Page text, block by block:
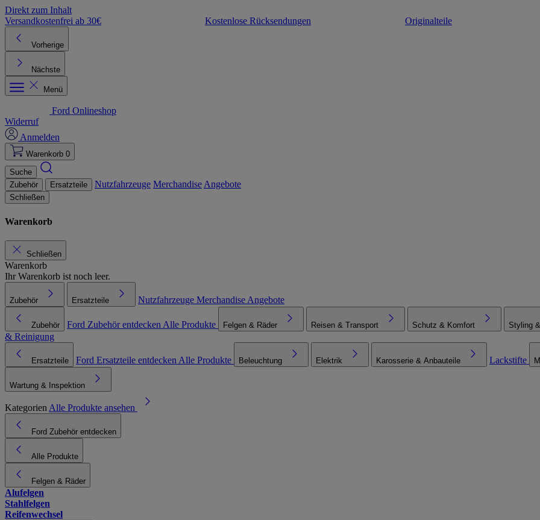
Direkt zum Inhalt
Versandkostenfrei ab 30€
Kostenlose Rücksendungen Originalteile
Vorherige
Nächste
Menü
Ford Onlineshop
Widerruf
Anmelden
Warenkorb 0
Suche
Zubehör
Ersatzteile Nutzfahrzeuge Merchandise Angebote
Schließen
Warenkorb
Schließen
Warenkorb
Ihr Warenkorb ist noch leer.
Zubehör Ersatzteile Nutzfahrzeuge Merchandise Angebote
Zubehör Ford Zubehör entdecken Alle Produkte Felgen & Räder Reisen & Transport Schutz & Komfort Styling
& Reinigung
Ersatzteile Ford Ersatzteile entdecken Alle Produkte Beleuchtung Elektrik Karosserie & Anbauteile Lackstifte
Wartung & Inspektion
Kategorien Alle Produkte ansehen
Ford Zubehör entdecken
Alle Produkte
Felgen & Räder
Alufelgen
Stahlfelgen
Reifenwechsel